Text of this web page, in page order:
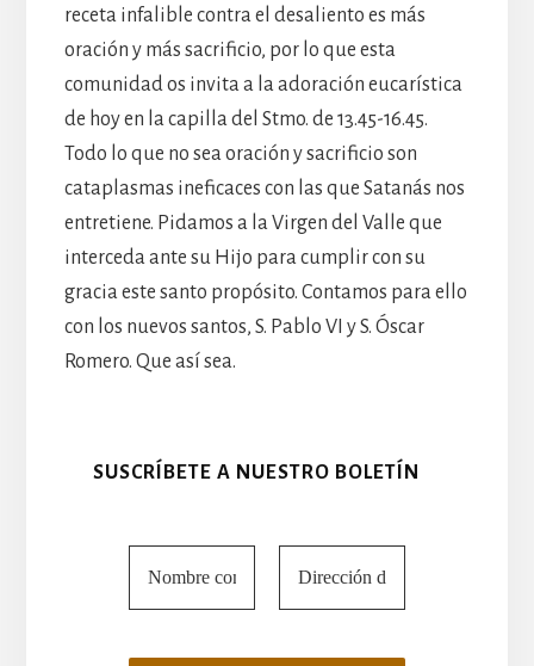
receta infalible contra el desaliento es más
oración y más sacrificio, por lo que esta
comunidad os invita a la adoración eucarística
de hoy en la capilla del Stmo. de 13.45-16.45.
Todo lo que no sea oración y sacrificio son
cataplasmas ineficaces con las que Satanás nos
entretiene. Pidamos a la Virgen del Valle que
interceda ante su Hijo para cumplir con su
gracia este santo propósito. Contamos para ello
con los nuevos santos, S. Pablo VI y S. Óscar
Romero. Que así sea.
SUSCRÍBETE A NUESTRO BOLETÍN